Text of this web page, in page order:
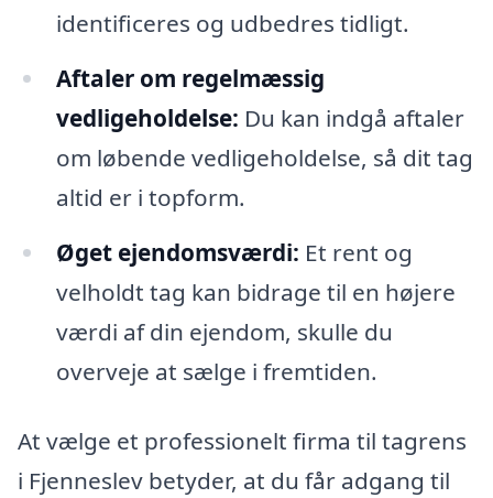
identificeres og udbedres tidligt.
Aftaler om regelmæssig
vedligeholdelse: Du kan indgå aftaler
om løbende vedligeholdelse, så dit tag
altid er i topform.
Øget ejendomsværdi: Et rent og
velholdt tag kan bidrage til en højere
værdi af din ejendom, skulle du
overveje at sælge i fremtiden.
At vælge et professionelt firma til tagrens
i Fjenneslev betyder, at du får adgang til